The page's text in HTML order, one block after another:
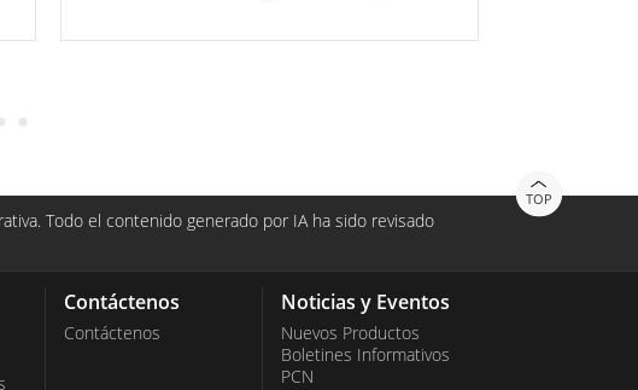
TOP
Todo el contenido generado por IA ha sido revisado
Contáctenos
Contáctenos
Noticias y Eventos
Nuevos Productos
Boletines Informativos
PCN